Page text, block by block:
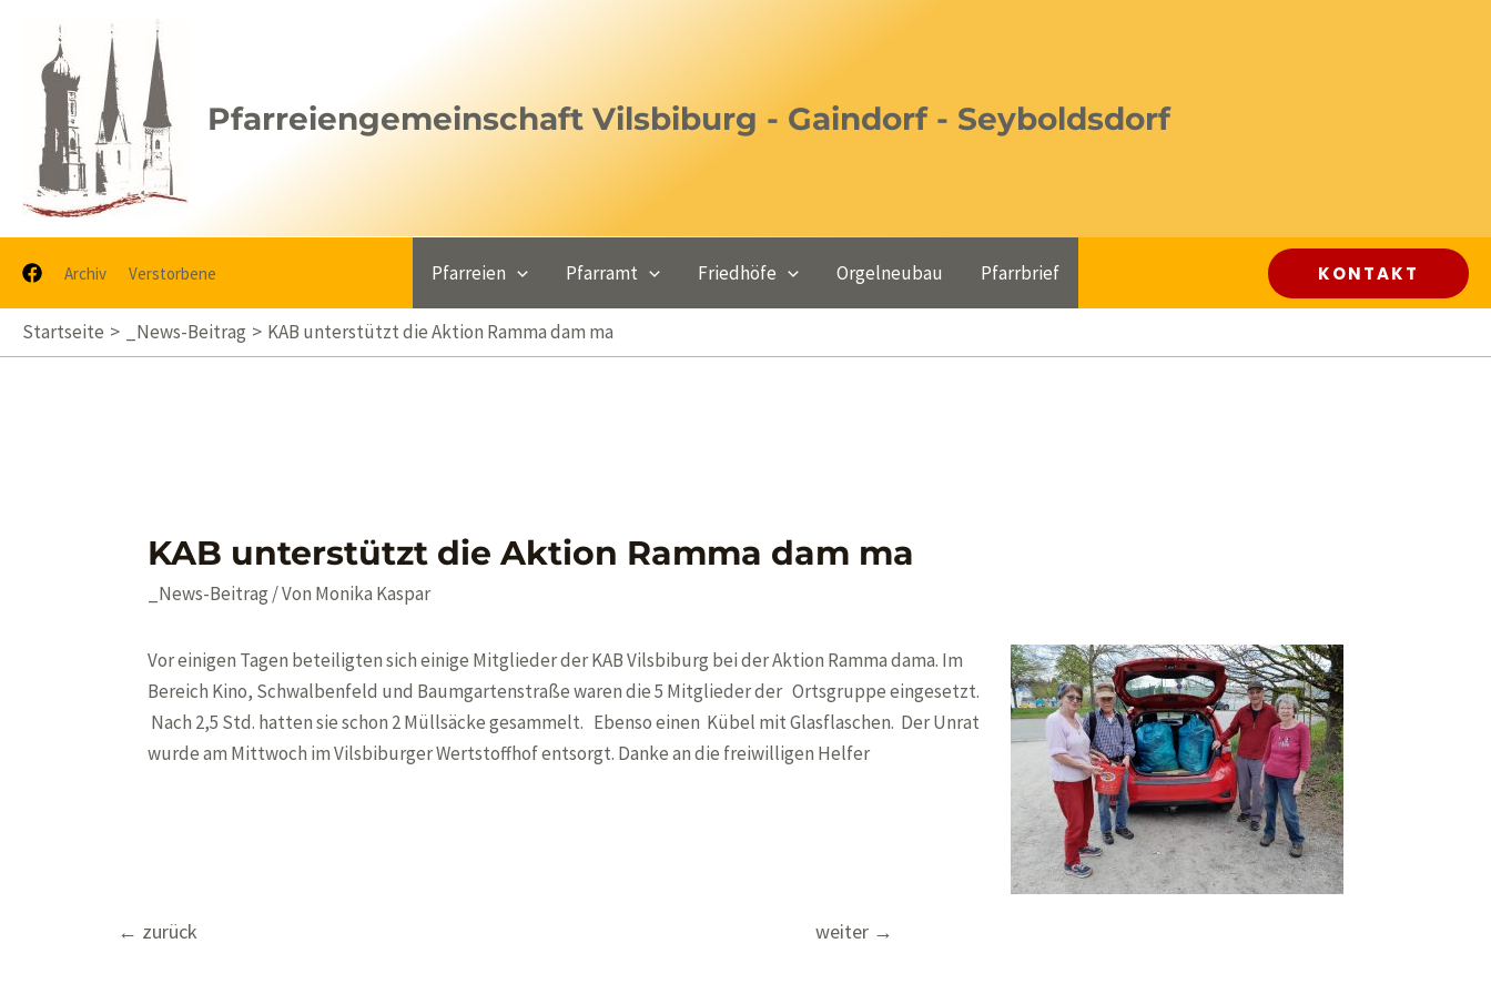
springen
Pfarreiengemeinschaft Vilsbiburg - Gaindorf - Seyboldsdorf
Archiv Verstorbene Pfarreien Pfarramt Friedhöfe Orgelneubau Pfarrbrief KONTAKT
Startseite _News-Beitrag KAB unterstützt die Aktion Ramma dam ma
KAB unterstützt die Aktion Ramma dam ma
_News-Beitrag / Von Monika Kaspar
Vor einigen Tagen beteiligten sich einige Mitglieder der KAB Vilsbiburg bei der Aktion Ramma dama. Im
Bereich Kino, Schwalbenfeld und Baumgartenstraße waren die 5 Mitglieder der Ortsgruppe eingesetzt.
Nach 2,5 Std. hatten sie schon 2 Müllsäcke gesammelt. Ebenso einen Kübel mit Glasflaschen. Der Unrat
wurde am Mittwoch im Vilsbiburger Wertstoffhof entsorgt. Danke an die freiwilligen Helfer
Beitragsnavigation
← zurück weiter →